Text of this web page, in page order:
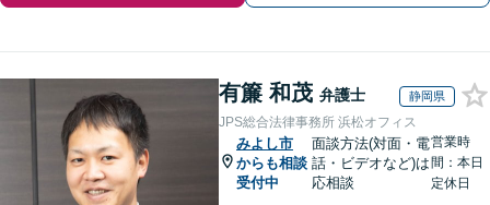
有簾 和茂 弁護士 静岡県
JPS総合法律事務所 浜松オフィス
みよし市
からも相談
受付中
面談方法(対面・電
話・ビデオなど)は
応相談
営業時
間：本日
定休日